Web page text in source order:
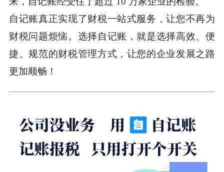
自记账真正实现了财税一站式服务，让您不再为
财税问题烦恼。选择自记账，就是选择高效、便
捷、规范的财税管理方式，让您的企业发展之路
更加顺畅！